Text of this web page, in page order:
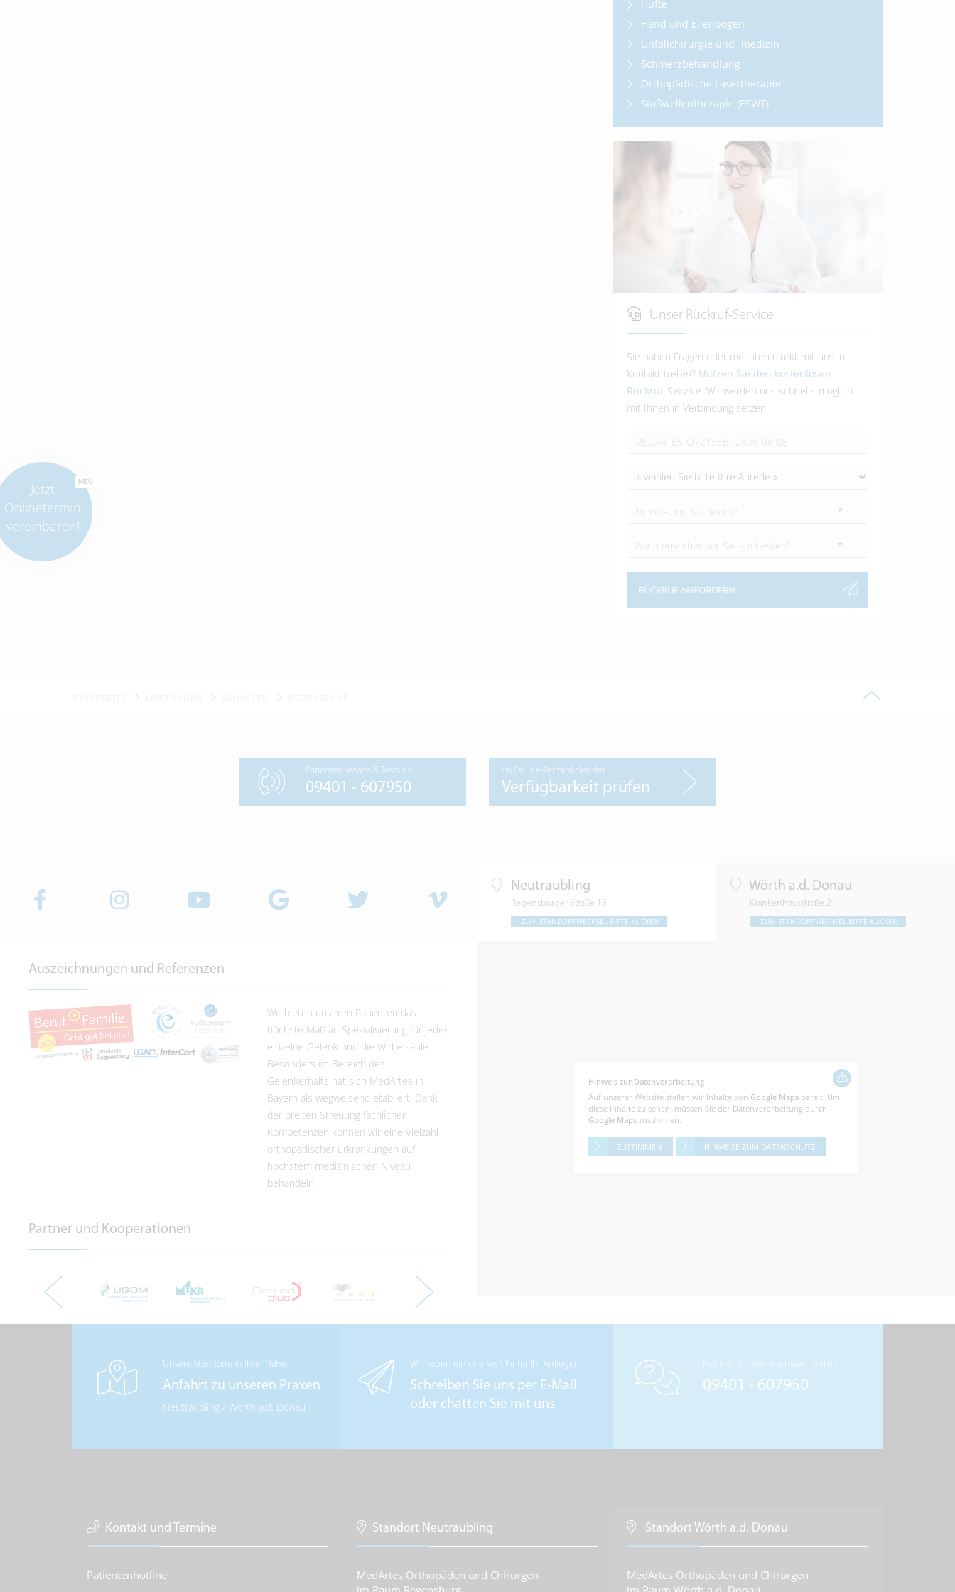
Hüfte
Hand und Ellenbogen
Unfallchirurgie und -medizin
Schmerzbehandlung
Orthopädische Lasertherapie
Stoßwellentherapie (ESWT)
Unser Rückruf-Service
Sie haben Fragen oder möchten direkt mit uns in
Kontakt treten? Nutzen Sie den kostenlosen
Rückruf-Service . Wir werden uns schnellstmöglich
mit Ihnen in Verbindung setzen.
*
*
RÜCKRUF ANFORDERN
Patientenservice & Termine
09401 - 607950
im Online-Terminkalender
Verfügbarkeit prüfen
Auszeichnungen und Referenzen
Wir bieten unseren Patienten das
höchste Maß an Spezialisierung für jedes
einzelne Gelenk und die Wirbelsäule.
Besonders im Bereich des
Gelenkerhalts hat sich MedArtes in
Bayern als wegweisend etabliert. Dank
der breiten Streuung fachlicher
Kompetenzen können wir eine Vielzahl
orthopädischer Erkrankungen auf
höchstem medizinischen Niveau
behandeln.
Partner und Kooperationen
Neutraubling
Regensburger Straße 13
ZUM STANDORTWECHSEL BITTE KLICKEN
Wörth a.d. Donau
Krankenhausstraße 2
ZUM STANDORTWECHSEL BITTE KLICKEN
Hinweis zur Datenverarbeitung
Auf unserer Website stellen wir Inhalte von Google Maps bereit. Um
diese Inhalte zu sehen, müssen Sie der Datenverarbeitung durch
Google Maps zustimmen.
ZUSTIMMEN HINWEISE ZUM DATENSCHUTZ
Unsere Standorte in Ihrer Nähe
Anfahrt zu unseren Praxen
Neutraubling/ Wörth a.d. Donau
Wir haben ein offenes Ohr für Ihr Anliegen
Schreiben Sie uns per E-Mail
oder chatten Sie mit uns
Hotline für Ihren nächsten Termin
09401 - 607950
Kontakt und Termine
Patientenhotline
Standort Neutraubling
MedArtes Orthopäden und Chirurgen
Standort Wörth a.d. Donau
MedArtes Orthopäden und Chirurgen
NEU
Jetzt
Onlinetermin
vereinbaren!